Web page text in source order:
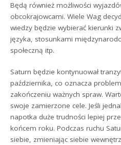
Będą również możliwości
obcokrajowcami. Wiele Wag
wiedzy będzie wybierać kierunki
języka, stosunkami
społeczną itp.
Saturn będzie kontynuował
października, co oznacza
zakończeniu ważnych spraw.
swoje zamierzone cele. Jeśli
napotka duże trudności lepiej
końcem roku. Podczas ruchu
siebie, zmieniając siebie